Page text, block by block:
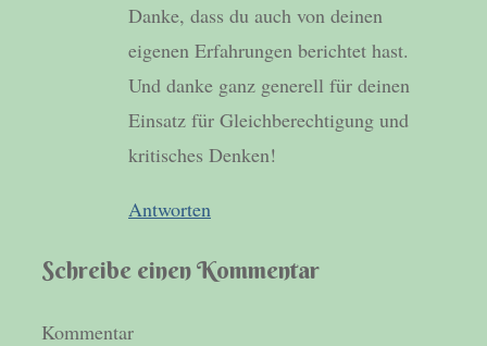
Danke, dass du auch von deinen
eigenen Erfahrungen berichtet hast.
Und danke ganz generell für deinen
Einsatz für Gleichberechtigung und
kritisches Denken!
Antworten
Schreibe einen Kommentar
Kommentar